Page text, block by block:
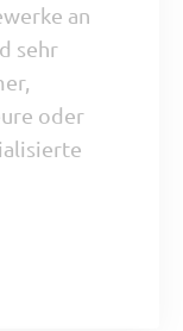
an
sehr
oder